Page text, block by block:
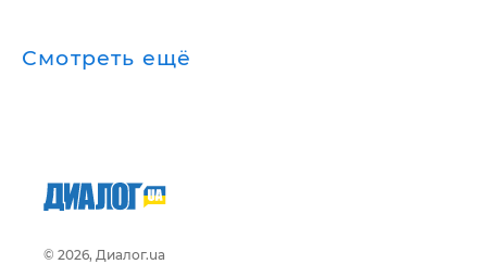
Смотреть ещё
© 2026, Диалог.ua